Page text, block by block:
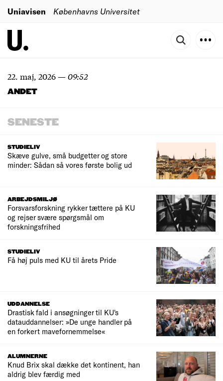
Uniavisen Københavns Universitet
22. maj, 2026—09:52
ANDET
SENESTE
STUDIELIV
Skæve gulve, små budgetter og store
minder: Sådan så vores første bolig ud
ARBEJDSMILJØ
Forsvarsforskning rykker tættere på KU
og rejser svære spørgsmål om
forskningsfrihed
STUDIELIV
Få høj puls med KU til årets Pride
UDDANNELSE
Drastisk fald i ansøgninger til KU's
datauddannelser: »De unge handler på
en forkert mavefornemmelse«
ALUMNERNE
Knud Brix skal dække det kontinent, han
aldrig blev færdig med